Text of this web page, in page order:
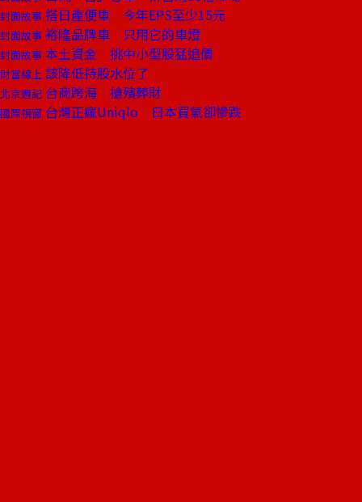
封面故事 搭日產便車 今年EPS至少15元
封面故事 裕隆品牌車 只用它的車燈
封面故事 本土資金 挑中小型股猛追價
財富線上 該降低持股水位了
北京週記 台商跨海 搶殯葬財
國際視窗 台灣正瘋Uniqlo 日本買氣卻慘跌